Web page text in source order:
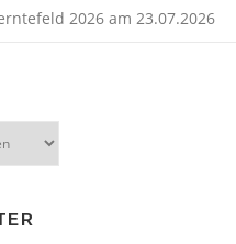
2026 am 23.07.2026